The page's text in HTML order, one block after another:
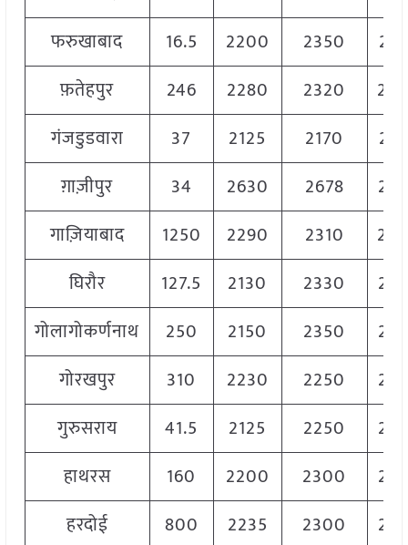
फरुखाबाद
16.5 2200 2350
फ़तेहपुर
246 2280 2320
गंजडुडवारा
37 2125 2170
ग़ाज़ीपुर
34 2630 2678
गाज़ियाबाद
1250 2290 2310
घिरौर
127.5 2130 2330
गोलागोकर्णनाथ
250 2150 2350
गोरखपुर
310 2230 2250
गुरुसराय
41.5 2125 2250
हाथरस
160 2200 2300
हरदोई
800 2235 2300